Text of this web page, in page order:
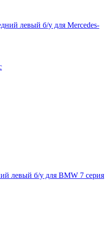
левый б/у для Mercedes-
левый б/у для BMW 7 серия